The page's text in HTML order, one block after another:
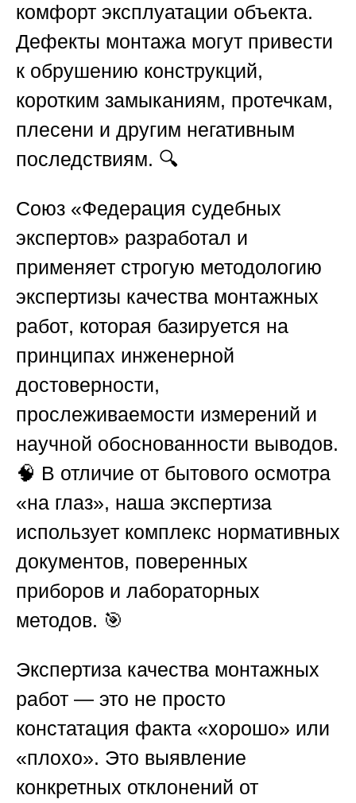
комфорт эксплуатации объекта.
Дефекты монтажа могут привести
к обрушению конструкций,
коротким замыканиям, протечкам,
плесени и другим негативным
последствиям. 🔍
Союз «Федерация судебных
экспертов» разработал и
применяет строгую методологию
экспертизы качества монтажных
работ, которая базируется на
принципах инженерной
достоверности,
прослеживаемости измерений и
научной обоснованности выводов.
🧠 В отличие от бытового осмотра
«на глаз», наша экспертиза
использует комплекс нормативных
документов, поверенных
приборов и лабораторных
методов. 🎯
Экспертиза качества монтажных
работ — это не просто
констатация факта «хорошо» или
«плохо». Это выявление
конкретных отклонений от